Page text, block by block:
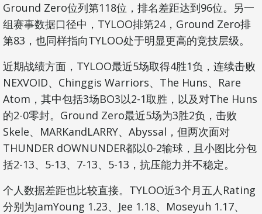
Ground Zero位列第118位，排名差距达到96位。另一
组赛事数据口径中，TYLOO排第24，Ground Zero排
第83，也同样指向TYLOO处于明显更高的竞技层级。
近期战绩方面，TYLOO最近5场取得4胜1负，连续击败
NEXVOID、Chinggis Warriors、The Huns、Rare
Atom，其中包括3场BO3以2-1取胜，以及对The Huns
的2-0零封。Ground Zero最近5场为3胜2负，击败
Skele、MARKandLARRY、Abyssal，但两次面对
THUNDER dOWNUNDER都以0-2输球，且小图比分包
括2-13、5-13、7-13、5-13，抗压能力并不稳定。
个人数据差距也比较直接。TYLOO近3个月五人Rating
分别为JamYoung 1.23、Jee 1.18、Moseyuh 1.17、